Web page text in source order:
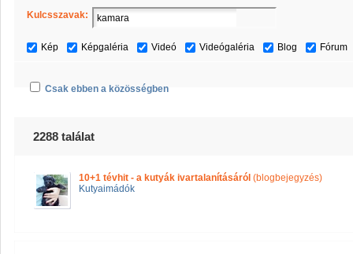
Kulcsszavak:
Kép Képgaléria Videó Videógaléria Blog Fórum
Csak ebben a közösségben
2288 találat
10+1 tévhit - a kutyák ivartalanításáról (blogbejegyzés)
Kutyaimádók